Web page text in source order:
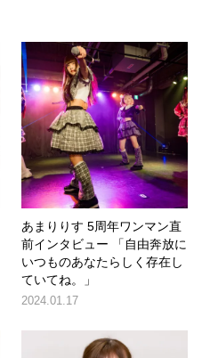
あまりりす 5周年ワンマン直
前インタビュー 「自由奔放に
いつものあなたらしく存在し
ていてね。」
2024.01.17